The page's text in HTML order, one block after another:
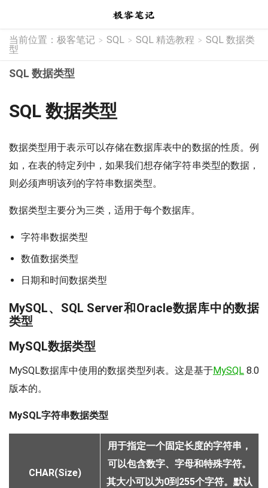
当前位置： 极客笔记 > SQL > SQL 精选教程 > SQL 数据类
型
SQL 数据类型
SQL 数据类型
数据类型用于表示可以存储在数据库表中的数据的性质。例
如，在表的特定列中，如果我们想存储字符串类型的数据，
则必须声明该列的字符串数据类型。
数据类型主要分为三类，适用于每个数据库。
字符串数据类型
数值数据类型
日期和时间数据类型
MySQL、SQL Server和Oracle数据库中的数据
类型
MySQL数据类型
MySQL数据库中使用的数据类型列表。这是基于MySQL8.0
版本的。
MySQL字符串数据类型
CHAR(Size)
用于指定一个固定长度的字符串，
可以包含数字、字母和特殊字符。
其大小可以为0到255个字符。默认